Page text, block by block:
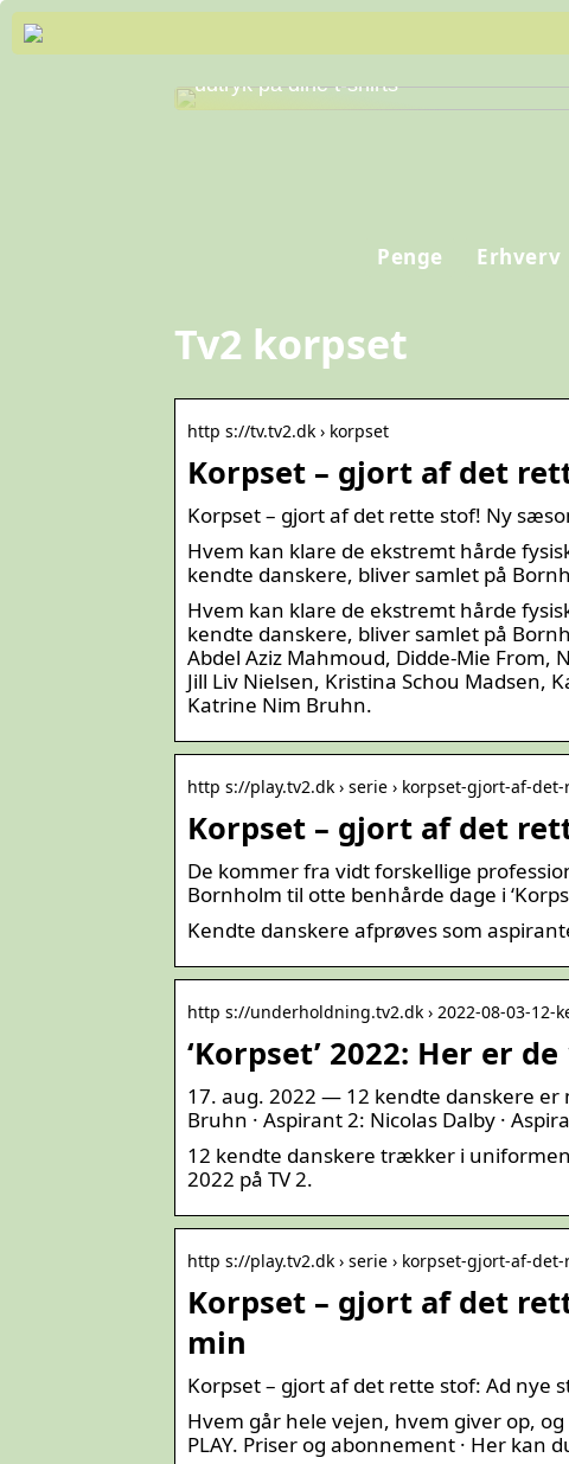
udtryk på dine t-shirts
Penge Erhverv
Tv2 korpset
http s://tv.tv2.dk › korpset
Korpset – gjort af det
Korpset – gjort af det rette stof! Ny
Hvem kan klare de ekstremt hårde
kendte danskere, bliver samlet på
Hvem kan klare de ekstremt hårde
kendte danskere, bliver samlet på
Abdel Aziz Mahmoud, Didde-Mie From,
Jill Liv Nielsen, Kristina Schou Madsen,
Katrine Nim Bruhn.
http s://play.tv2.dk › serie › korpset-gjort-af-
Korpset – gjort af det
De kommer fra vidt forskellige
Bornholm til otte benhårde dage i
Kendte danskere afprøves som
http s://underholdning.tv2.dk › 2022-08-03-12-
‘Korpset’ 2022: Her er
17. aug. 2022 — 12 kendte danskere er
Bruhn · Aspirant 2: Nicolas Dalby ·
12 kendte danskere trækker i
2022 på TV 2.
http s://play.tv2.dk › serie › korpset-gjort-af-
Korpset – gjort af det
min
Korpset – gjort af det rette stof: Ad nye
Hvem går hele vejen, hvem giver op,
PLAY. Priser og abonnement · Her kan